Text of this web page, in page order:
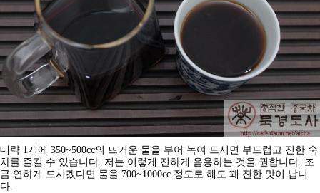
대략 1개에 350~500cc의 뜨거운 물을 부어 녹여 드시면 부드럽고 진한 숙
차를 즐길 수 있습니다. 저는 이렇게 진하게 음용하는 것을 권합니다. 조
금 연하게 드시겠다면 물을 700~1000cc 정도로 해도 꽤 진한 맛이 납니
다.